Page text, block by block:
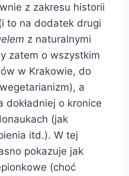
z zakresu historii
to na dodatek drugi
z naturalnymi
zatem o wszystkim
w Krakowie, do
a
dokładniej o kronice
(jak
itd.). W tej
pokazuje jak
(choć